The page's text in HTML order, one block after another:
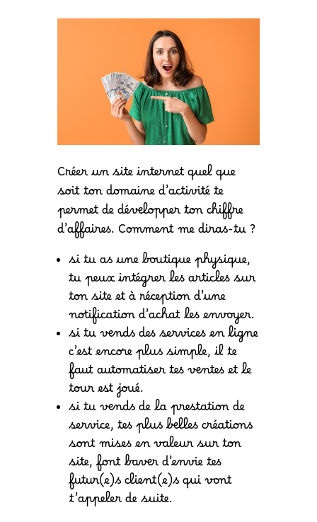
Créer un site internet quel que
soit ton domaine d’activité te
permet de développer ton chiffre
d’affaires. Comment me diras-tu ?
si tu as une boutique physique,
tu peux intégrer les articles sur
ton site et à réception d’une
notification d’achat les envoyer.
si tu vends des services en ligne
c’est encore plus simple, il te
faut automatiser tes ventes et le
tour est joué.
si tu vends de la prestation de
service, tes plus belles créations
sont mises en valeur sur ton
site, font baver d’envie tes
futur(e)s client(e)s qui vont
t’appeler de suite.